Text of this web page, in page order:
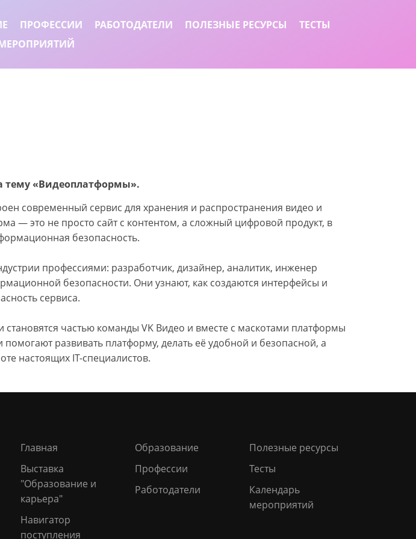
ПРОФЕССИИ РАБОТОДАТЕЛИ ПОЛЕЗНЫЕ РЕСУРСЫ
ТЕСТЫ
тему «Видеоплатформы».
современный сервис для хранения и распространения видео и
— это не просто сайт с контентом, а сложный цифровой продукт, в
безопасность.
профессиями: разработчик, дизайнер, аналитик, инженер
безопасности. Они узнают, как создаются интерфейсы и
сервиса.
частью команды VK Видео и вместе с маскотами платформы
развивать платформу, делать её удобной и безопасной, а
настоящих IT-специалистов.
Главная
Выставка
"Образование и
карьера"
Навигатор
поступления
Образование
Профессии
Работодатели
Полезные ресурсы
Тесты
Календарь
мероприятий